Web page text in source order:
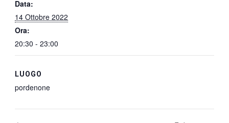
Data:
14 Ottobre 2022
Ora:
20:30 - 23:00
LUOGO
pordenone